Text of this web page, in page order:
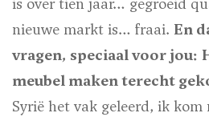
nieuwe markt is… fraai. En
vragen, speciaal voor jou:
meubel maken terecht
Syrië het vak geleerd, ik